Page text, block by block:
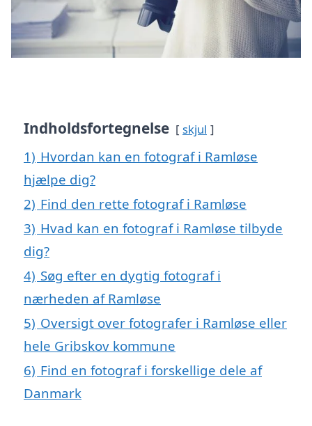
Indholdsfortegnelse skjul
1) Hvordan kan en fotograf i Ramløse
hjælpe dig?
2) Find den rette fotograf i Ramløse
3) Hvad kan en fotograf i Ramløse tilbyde
dig?
4) Søg efter en dygtig fotograf i
nærheden af Ramløse
5) Oversigt over fotografer i Ramløse eller
hele Gribskov kommune
6) Find en fotograf i forskellige dele af
Danmark